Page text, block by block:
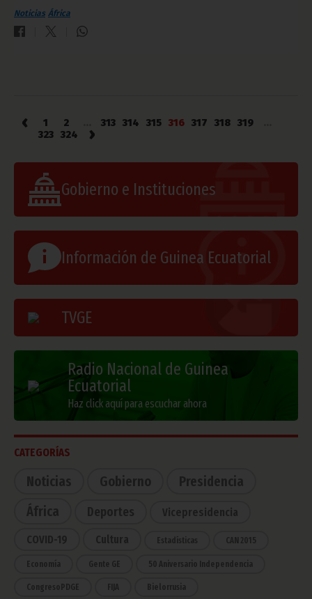
Noticias África
‹ 1 2 313 314 315 316 317 318 319
323 324 ›
Gobierno e Instituciones
Información de Guinea Ecuatorial
TVGE
Radio Nacional de Guinea
Ecuatorial
Haz click aquí para escuchar ahora
CATEGORÍAS
Noticias Gobierno
Presidencia
África
Deportes Vicepresidencia
COVID-19 Cultura Estadísticas CAN 2015
Economía Gente GE 50 Aniversario Independencia
CongresoPDGE FIJA Bielorrusia